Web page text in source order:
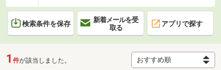
検索条件を保存
新着メールを受
取る
アプリで探す
1 件が該当しました。